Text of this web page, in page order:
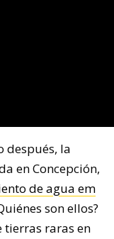
después, la
en Concepción,
de agua em
son ellos?
tierras raras en